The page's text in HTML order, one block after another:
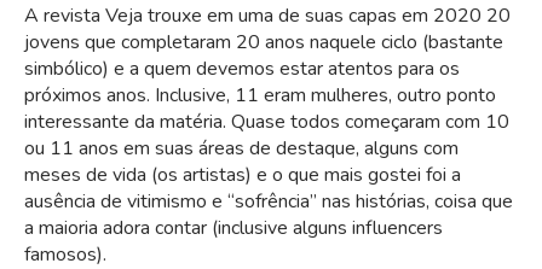
A revista Veja trouxe em uma de suas capas em 2020 20
jovens que completaram 20 anos naquele ciclo (bastante
simbólico) e a quem devemos estar atentos para os
próximos anos. Inclusive, 11 eram mulheres, outro ponto
interessante da matéria. Quase todos começaram com 10
ou 11 anos em suas áreas de destaque, alguns com
meses de vida (os artistas) e o que mais gostei foi a
ausência de vitimismo e “sofrência” nas histórias, coisa que
a maioria adora contar (inclusive alguns influencers
famosos).